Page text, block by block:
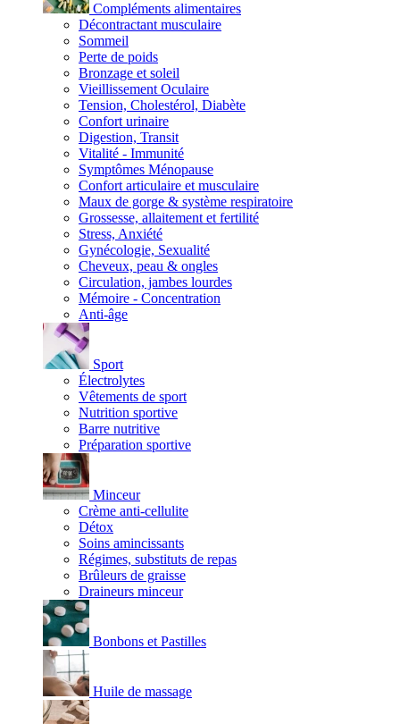
Compléments alimentaires
Décontractant musculaire
Sommeil
Perte de poids
Bronzage et soleil
Vieillissement Oculaire
Tension, Cholestérol, Diabète
Confort urinaire
Digestion, Transit
Vitalité - Immunité
Symptômes Ménopause
Confort articulaire et musculaire
Maux de gorge & système respiratoire
Grossesse, allaitement et fertilité
Stress, Anxiété
Gynécologie, Sexualité
Cheveux, peau & ongles
Circulation, jambes lourdes
Mémoire - Concentration
Anti-âge
Sport
Électrolytes
Vêtements de sport
Nutrition sportive
Barre nutritive
Préparation sportive
Minceur
Crème anti-cellulite
Détox
Soins amincissants
Régimes, substituts de repas
Brûleurs de graisse
Draineurs minceur
Bonbons et Pastilles
Huile de massage